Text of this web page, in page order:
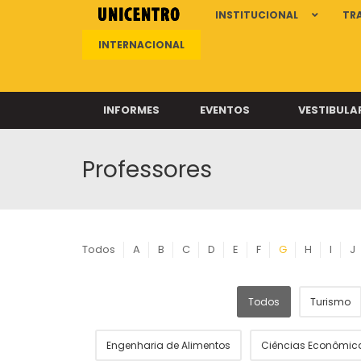
INSTITUCIONAL
INTERNACIONAL
INFORMES EVENTOS
Professores
Todos A B C D E F G H I J
Todos Turismo
Engenharia de Alimentos Ciências